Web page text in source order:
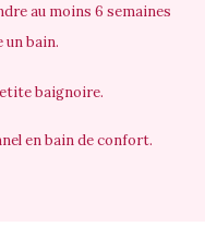
au moins 6 semaines
un bain.
baignoire.
enbain de confort.